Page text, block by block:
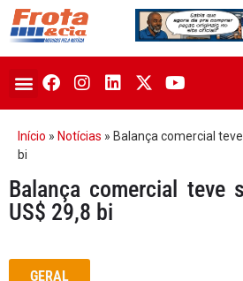
Início » Notícias » Balança comercial
bi
Balança comercial teve
US$ 29,8 bi
GERAL